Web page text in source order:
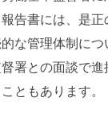
告書には、是正
な管理体制につ
署との面談で進
ともあります。